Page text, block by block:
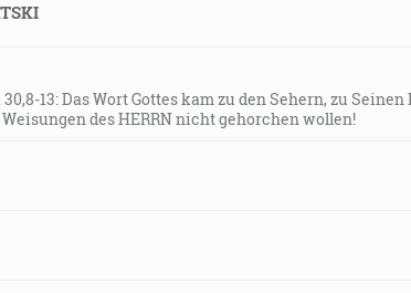
13: Das Wort Gottes kam zu den Sehern, zu
des HERRN nicht gehorchen wollen!